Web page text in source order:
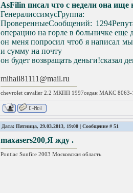
AsFilin писал что с недели она ище
ГенералиссимусГруппа:
ПроверенныеСообщений:
операцию на горле в больничке еще
он меня попросил чтоб я написал
и сумму на почту
он будет возвращать деньги!сказал
mihail81111@mail.ru
chevrolet cavalier 2.2 МКПП 1997седан MAKC 8063-
Дата: Пятница, 29.03.2013, 19:00 | Сообщение # 51
maxasers200,Я жду .
Pontiac Sunfire 2003 Московская область